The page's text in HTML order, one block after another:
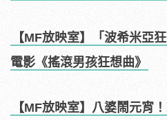
【MF放映室】「波希米亞
電影《搖滾男孩狂想曲》
【MF放映室】八婆鬧元宵